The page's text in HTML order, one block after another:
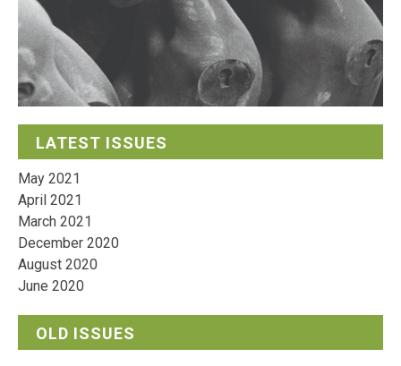
LATEST ISSUES
May 2021
April 2021
March 2021
December 2020
August 2020
June 2020
OLD ISSUES